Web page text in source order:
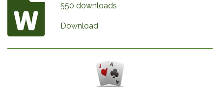
550 downloads
Download